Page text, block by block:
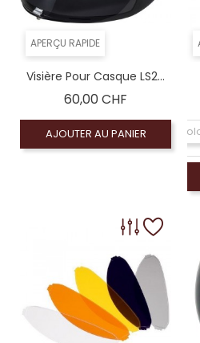
APERÇU RAPIDE
Visière Pour Casque LS2...
60,00 CHF
AJOUTER AU PANIER
Coloré (non
Coloré (non
Coloré (non
Coloré (non